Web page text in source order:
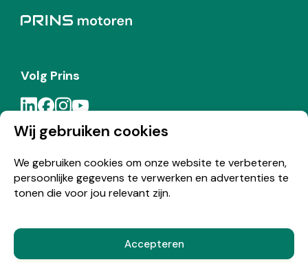
Wij gebruiken cookies
We gebruiken cookies om onze website te verbeteren,
persoonlijke gegevens te verwerken en advertenties te
tonen die voor jou relevant zijn.
Accepteren
Volg Prins
Meld je aan voor de Prins nieuwsbrief
© Copyright 2026 Prins